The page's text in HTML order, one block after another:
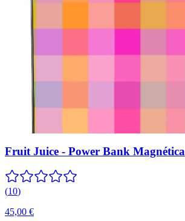
Fruit Juice - Power Bank Magnética
(10)
45,00 €